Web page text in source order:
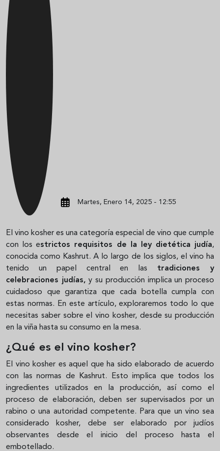
Martes, Enero 14, 2025 - 12:55
El vino kosher es una categoría especial de vino que cumple
con los estrictos requisitos de la ley dietética judía,
conocida como Kashrut. A lo largo de los siglos, el vino ha
tenido un papel central en las tradiciones y
celebraciones judías, y su producción implica un proceso
cuidadoso que garantiza que cada botella cumpla con
estas normas. En este artículo, exploraremos todo lo que
necesitas saber sobre el vino kosher, desde su producción
en la viña hasta su consumo en la mesa.
¿Qué es el vino kosher?
El vino kosher es aquel que ha sido elaborado de acuerdo
con las normas de Kashrut. Esto implica que todos los
ingredientes utilizados en la producción, así como el
proceso de elaboración, deben ser supervisados por un
rabino o una autoridad competente. Para que un vino sea
considerado kosher, debe ser elaborado por judíos
observantes desde el inicio del proceso hasta el
embotellado.